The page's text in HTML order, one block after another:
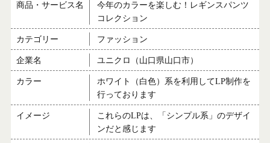
商品・サービス名
今年のカラーを楽しむ！レギンスパンツ
コレクション
カテゴリー ファッション
企業名 ユニクロ（山口県山口市）
カラー
ホワイト（白色）系を利用してLP制作を
行っております
イメージ
これらのLPは、「シンプル系」のデザイ
ンだと感じます